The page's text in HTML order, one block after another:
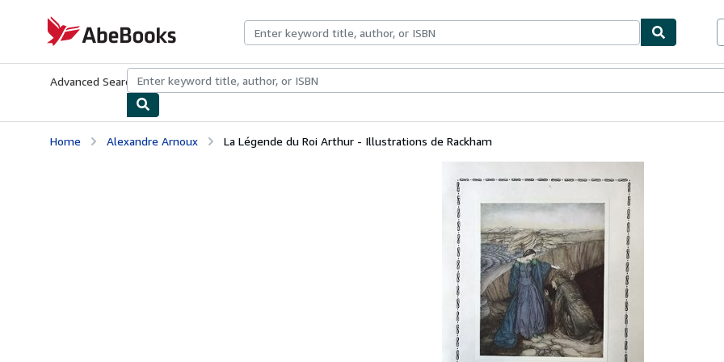
AbeBooks.com
Advanced Search Browse CollectionsRare BooksArt & Collectibles
Home Alexandre Arnoux La Légende du Roi Arthur - Illustrations de Rackham